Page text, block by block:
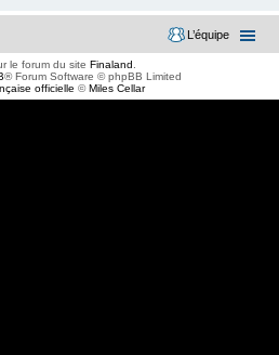
L’équipe
le forum du site Finaland
® Forum Software © phpBB Limited
officielle ©Miles Cellar